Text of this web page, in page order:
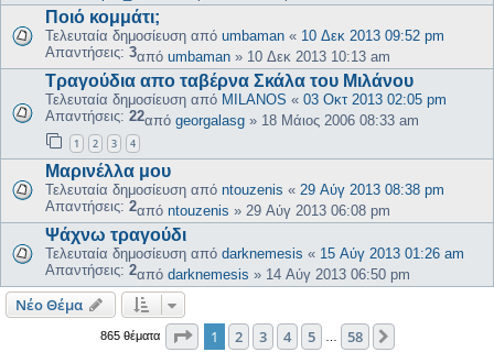
Ποιό κομμάτι;
Τελευταία δημοσίευση από umbaman « 10 Δεκ 2013 09:52 pm
Απαντήσεις: 3από umbaman » 10 Δεκ 2013 10:13 am
Τραγούδια απο ταβέρνα Σκάλα του Μιλάνου
Τελευταία δημοσίευση από MILANOS « 03 Οκτ 2013 02:05 pm
Απαντήσεις: 22από georgalasg » 18 Μάιος 2006 08:33 am
1 2 3 4
Μαρινέλλα μου
Τελευταία δημοσίευση από ntouzenis « 29 Αύγ 2013 08:38 pm
Απαντήσεις: 2από ntouzenis » 29 Αύγ 2013 06:08 pm
Ψάχνω τραγούδι
Τελευταία δημοσίευση από darknemesis « 15 Αύγ 2013 01:26 am
Απαντήσεις: 2από darknemesis » 14 Αύγ 2013 06:50 pm
Νέο Θέμα
865 θέματα Σελίδα από58
1 2 3 4 5 58